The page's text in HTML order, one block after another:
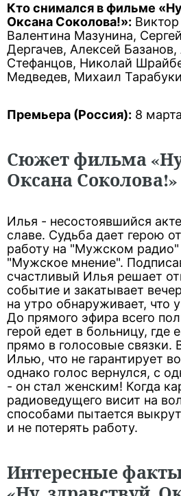
Кто снимался в фильме
Оксана Соколова!»:
Валентина Мазунина,
Дергачев, Алексей
Стефанцов, Николай
Медведев, Михаил
Премьера (Россия): 8
Сюжет фильма
Оксана Соколова!»
Илья - несостоявшийся
славе. Судьба дает герою
работу на "Мужском
"Мужское мнение".
счастливый Илья решает
событие и закатывает
на утро обнаруживает, что
До прямого эфира всего
герой едет в больницу, где
прямо в голосовые связки.
Илью, что не гарантирует
однако голос вернулся, с
- он стал женским! Когда
радиоведущего висит на
способами пытается
и не потерять работу.
Интересные